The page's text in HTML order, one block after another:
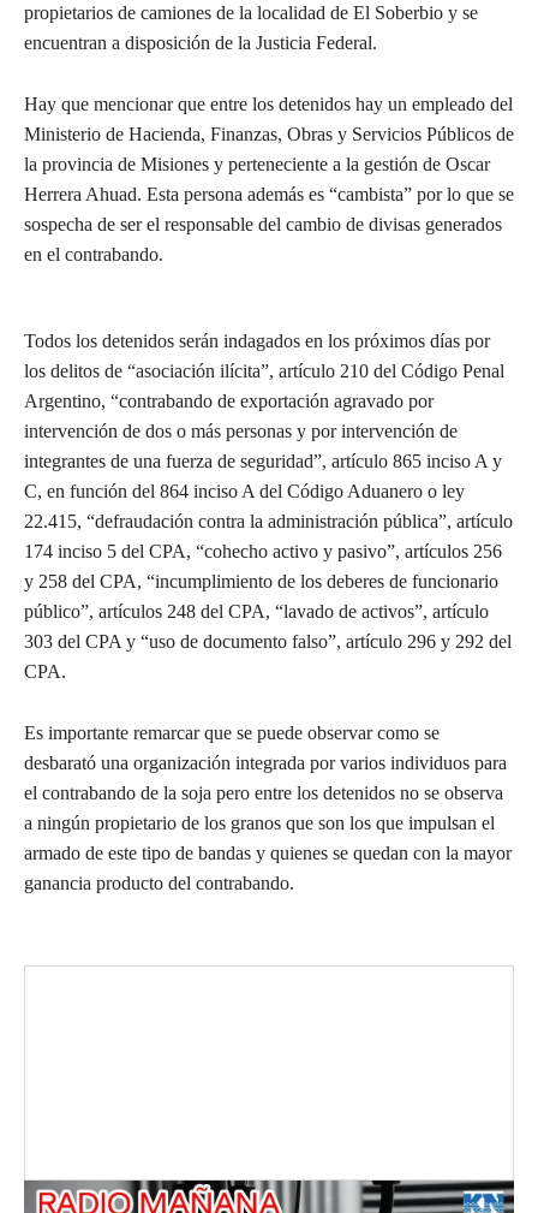
propietarios de camiones de la localidad de El Soberbio y se
encuentran a disposición de la Justicia Federal.
Hay que mencionar que entre los detenidos hay un empleado del
Ministerio de Hacienda, Finanzas, Obras y Servicios Públicos de
la provincia de Misiones y perteneciente a la gestión de Oscar
Herrera Ahuad. Esta persona además es “cambista” por lo que se
sospecha de ser el responsable del cambio de divisas generados
en el contrabando.
Todos los detenidos serán indagados en los próximos días por
los delitos de “asociación ilícita”, artículo 210 del Código Penal
Argentino, “contrabando de exportación agravado por
intervención de dos o más personas y por intervención de
integrantes de una fuerza de seguridad”, artículo 865 inciso A y
C, en función del 864 inciso A del Código Aduanero o ley
22.415, “defraudación contra la administración pública”, artículo
174 inciso 5 del CPA, “cohecho activo y pasivo”, artículos 256
y 258 del CPA, “incumplimiento de los deberes de funcionario
público”, artículos 248 del CPA, “lavado de activos”, artículo
303 del CPA y “uso de documento falso”, artículo 296 y 292 del
CPA.
Es importante remarcar que se puede observar como se
desbarató una organización integrada por varios individuos para
el contrabando de la soja pero entre los detenidos no se observa
a ningún propietario de los granos que son los que impulsan el
armado de este tipo de bandas y quienes se quedan con la mayor
ganancia producto del contrabando.